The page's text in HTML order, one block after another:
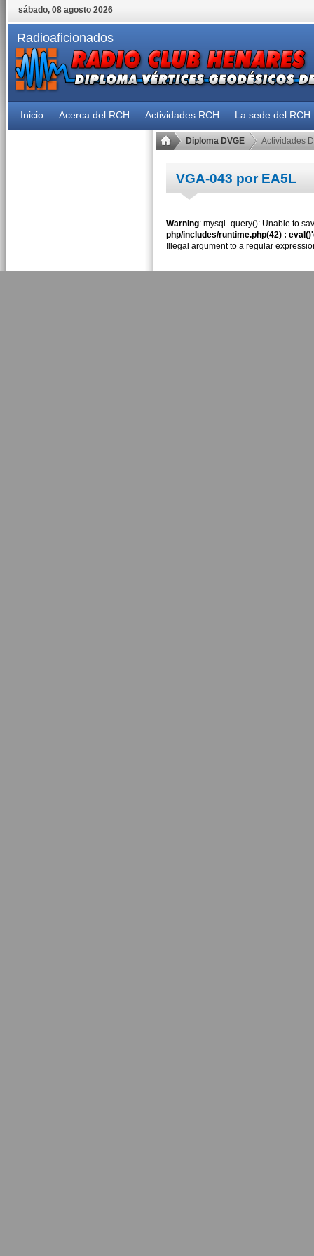
sábado, 08 agosto 2026
Radioaficionados
Inicio Acerca del RCH Actividades RCH La sede del RCH
Diploma DVGE Actividades
VGA-043 por EA5L
Warning: mysql_query(): Unable to
php/includes/runtime.php(42) :
Illegal argument to a regular